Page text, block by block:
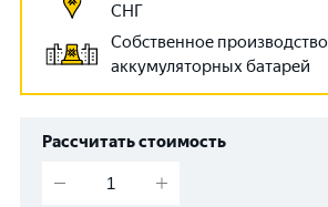
СНГ
Собственное производство
аккумуляторных батарей
Рассчитать стоимость